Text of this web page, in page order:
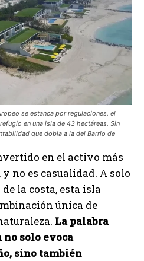
se estanca por regulaciones, el
en una isla de 43 hectáreas. Sin
que dobla a la del Barrio de
en el activo más
y no es casualidad. A solo
la costa, esta isla
única de
La palabra
solo evoca
sino también